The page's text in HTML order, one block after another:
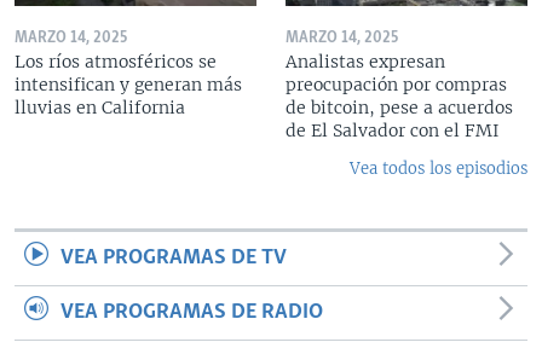
MARZO 14, 2025
Los ríos atmosféricos se
intensifican y generan más
lluvias en California
MARZO 14, 2025
Analistas expresan
preocupación por compras
de bitcoin, pese a acuerdos
de El Salvador con el FMI
Vea todos los episodios
VEA PROGRAMAS DE TV
VEA PROGRAMAS DE RADIO